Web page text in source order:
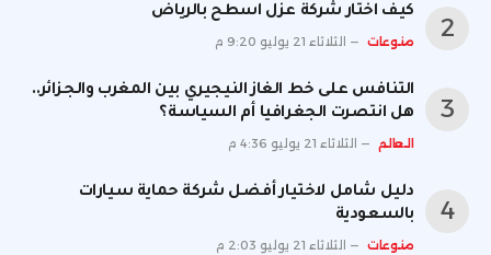
كيف اختار شركة عزل اسطح بالرياض
منوعات الثلاثاء 21 يوليو 9:20 م
التنافس على خط الغاز النيجيري بين المغرب والجزائر..
هل انتصرت الجغرافيا أم السياسة؟
العالم الثلاثاء 21 يوليو 4:36 م
دليل شامل لاختيار أفضل شركة حماية سيارات
بالسعودية
منوعات الثلاثاء 21 يوليو 2:03 م